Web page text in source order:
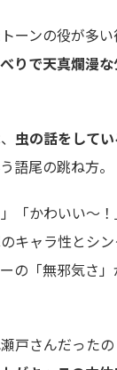
ーンの役が多
りで天真爛漫
虫の話をして
語尾の跳ね方。
」「かわいい〜
キャラ性とシ
の「無邪気さ
戸さんだった